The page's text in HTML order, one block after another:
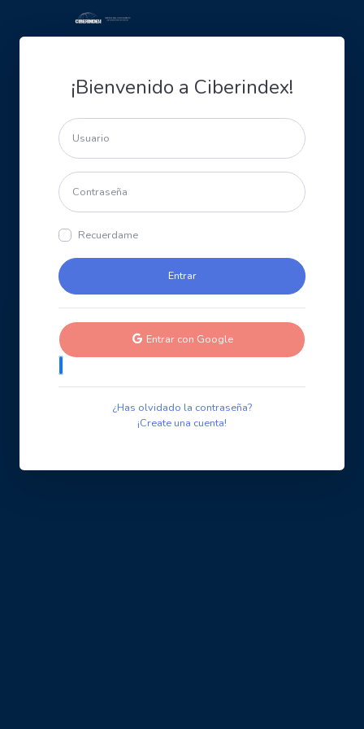
¡Bienvenido a Ciberindex!
Recuerdame
Entrar con Google
¿Has olvidado la contraseña?
¡Create una cuenta!